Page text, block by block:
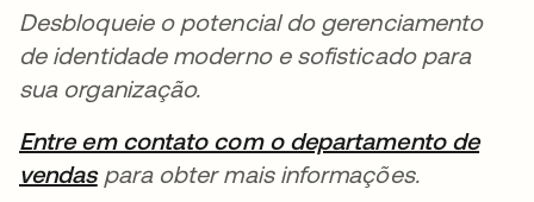
Desbloqueie o potencial do gerenciamento
de identidade moderno e sofisticado para
sua organização.
Entre em contato com o departamento de
vendasabre em uma nova guia
para obter mais informações.